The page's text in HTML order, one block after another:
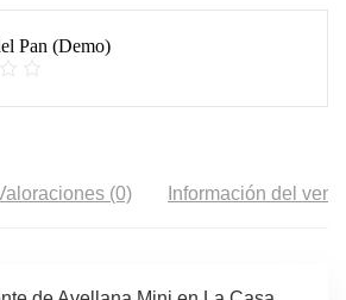
Pan (Demo)
(0) Información del